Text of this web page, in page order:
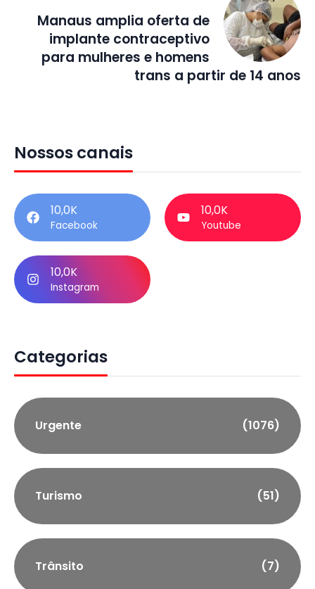
Manaus amplia oferta de
implante contraceptivo
para mulheres e homens
trans a partir de 14 anos
Nossos canais
10,0K
Facebook
10,0K
Youtube
10,0K
Instagram
Categorias
Urgente (1076)
Turismo (51)
Trânsito (7)